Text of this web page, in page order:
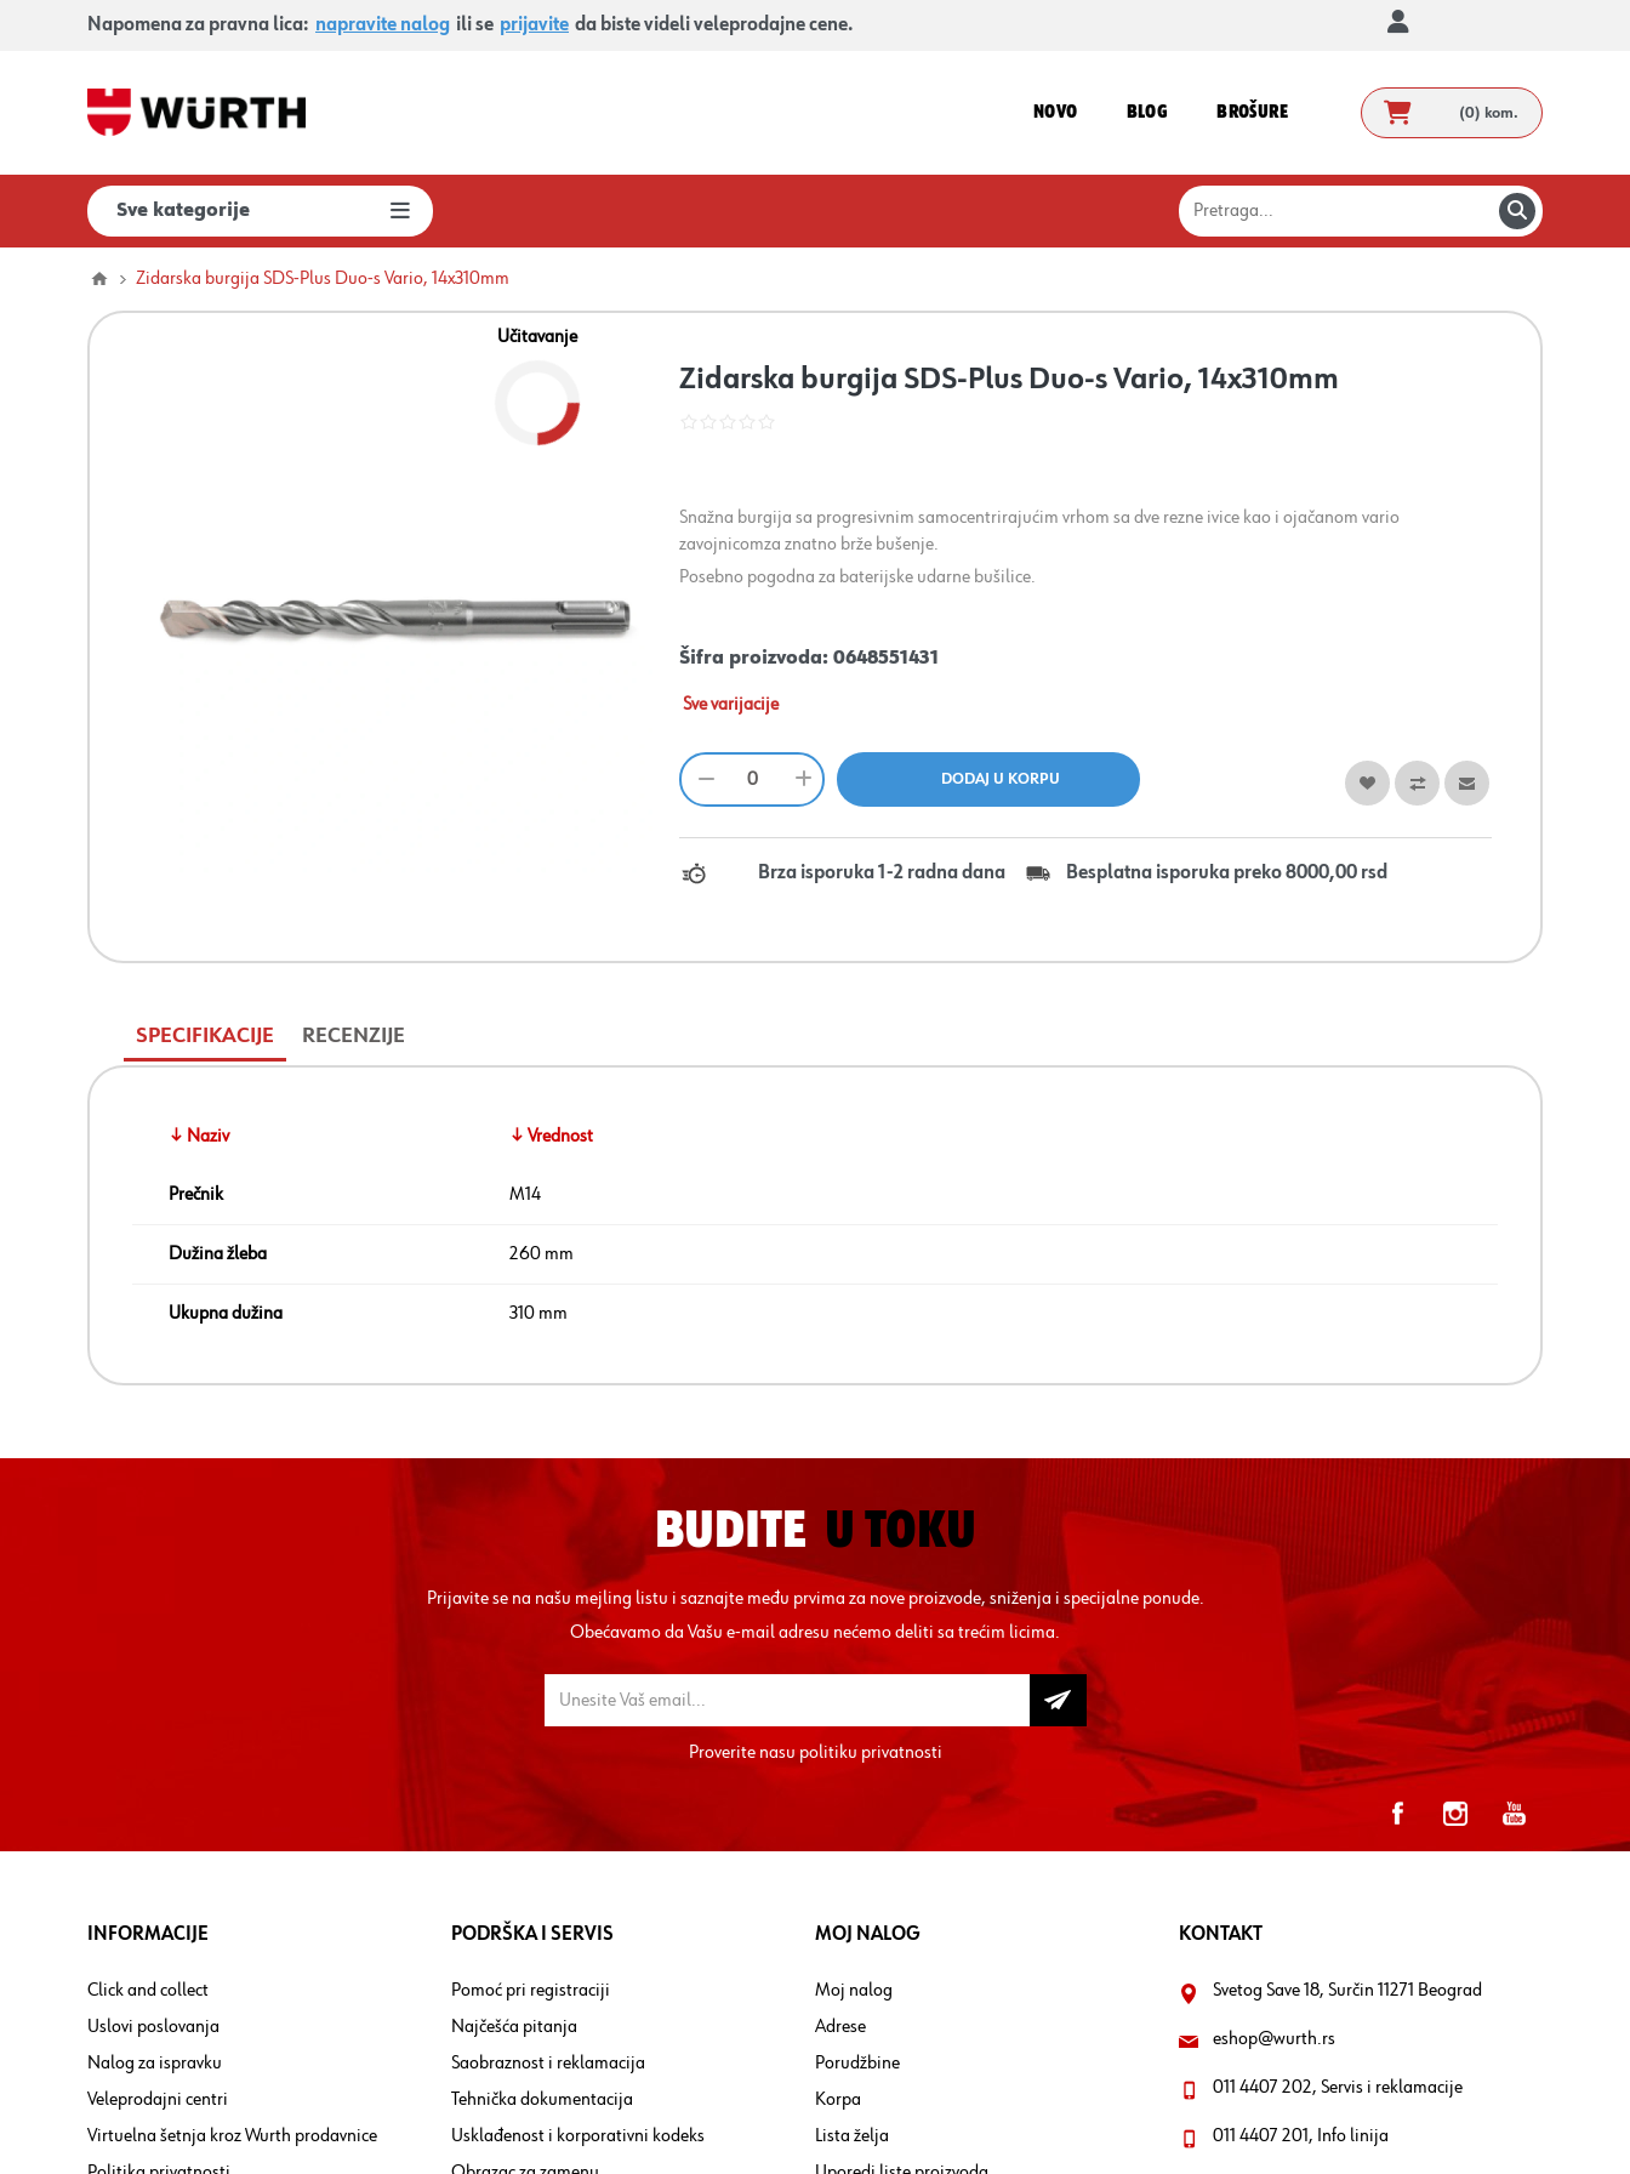
Napomena za pravna lica: napravite nalog ili se prijavite da biste videli veleprodajne cene.
NOVO BLOG BROŠURE (0) kom.
Sve kategorije
Zidarska burgija SDS-Plus Duo-s Vario, 14x310mm
Učitavanje
Zidarska burgija SDS-Plus Duo-s Vario, 14x310mm
Snažna burgija sa progresivnim samocentrirajućim vrhom sa dve rezne ivice kao i ojačanom vario
zavojnicomza znatno brže bušenje.
Posebno pogodna za baterijske udarne bušilice.
Šifra proizvoda: 0648551431
Sve varijacije
Brza isporuka 1-2 radna dana Besplatna isporuka preko 8000,00 rsd
SPECIFIKACIJE RECENZIJE
↓ Naziv ↓ Vrednost
Prečnik M14
Dužina žleba 260 mm
Ukupna dužina 310 mm
BUDITE U TOKU
Prijavite se na našu mejling listu i saznajte među prvima za nove proizvode, sniženja i specijalne ponude.
Obećavamo da Vašu e-mail adresu nećemo deliti sa trećim licima.
Proverite nasupolitiku privatnosti
INFORMACIJE
Click and collect
Uslovi poslovanja
Nalog za ispravku
Veleprodajni centri
Virtuelna šetnja kroz Wurth prodavnice
PODRŠKA I SERVIS
Pomoć pri registraciji
Najčešća pitanja
Saobraznost i reklamacija
Tehnička dokumentacija
Usklađenost i korporativni kodeks
MOJ NALOG
Moj nalog
Adrese
Porudžbine
Korpa
Lista želja
KONTAKT
Svetog Save 18, Surčin 11271 Beograd
eshop@wurth.rs
011 4407 202, Servis i reklamacije
011 4407 201, Info linija